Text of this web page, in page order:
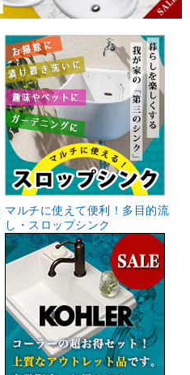
マルチに使えて便利！多目的流
し・スロップシンク